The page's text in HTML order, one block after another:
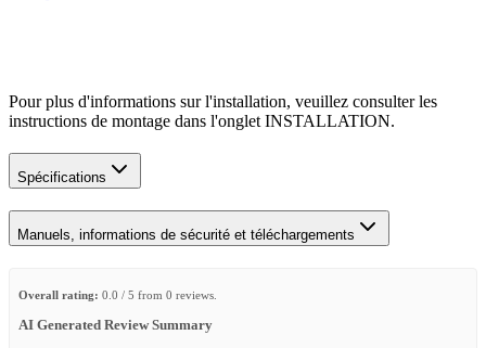
Pour plus d'informations sur l'installation, veuillez consulter les
instructions de montage dans l'onglet INSTALLATION.
Spécifications
Manuels, informations de sécurité et téléchargements
Overall rating: 0.0 / 5 from 0 reviews.
AI Generated Review Summary